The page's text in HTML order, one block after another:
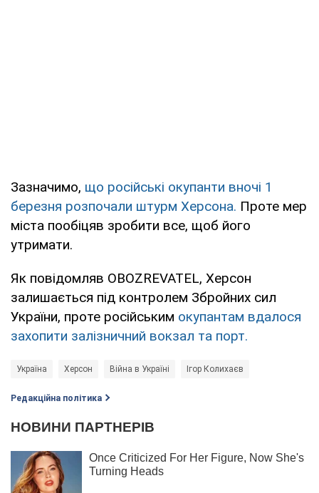
Зазначимо, що російські окупанти вночі 1
березня розпочали штурм Херсона. Проте мер
міста пообіцяв зробити все, щоб його
утримати.
Як повідомляв OBOZREVATEL, Херсон
залишається під контролем Збройних сил
України, проте російським окупантам вдалося
захопити залізничний вокзал та порт.
Україна Херсон Війна в Україні Ігор Колихаєв
Редакційна політика